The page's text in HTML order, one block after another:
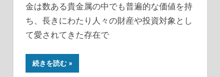
金は数ある貴金属の中でも普遍的な価値を持
ち、長きにわたり人々の財産や投資対象とし
て愛されてきた存在で
続きを読む